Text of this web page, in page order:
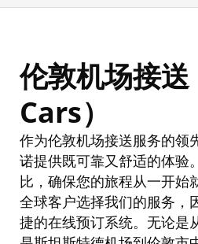
伦敦机场接送
Cars）
作为伦敦机场接送服务的领
诺提供既可靠又舒适的体验
比，确保您的旅程从一开始
全球客户选择我们的服务，
捷的在线预订系统。无论是